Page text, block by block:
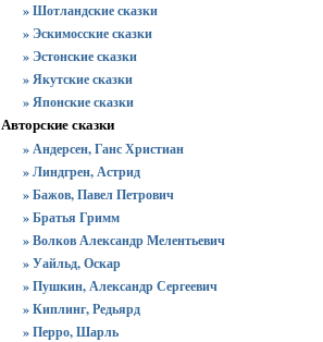
» Шотландские сказки
» Эскимосские сказки
» Эстонские сказки
» Якутские сказки
» Японские сказки
Авторские сказки
» Андерсен, Ганс Христиан
» Линдгрен, Астрид
» Бажов, Павел Петрович
» Братья Гримм
» Волков Александр Мелентьевич
» Уайльд, Оскар
» Пушкин, Александр Сергеевич
» Киплинг, Редьярд
» Перро, Шарль